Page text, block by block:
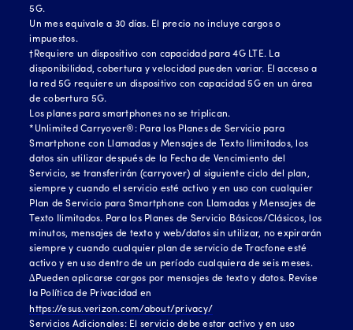
5G.
Un mes equivale a 30 días. El precio no incluye cargos o
impuestos.
†Requiere un dispositivo con capacidad para 4G LTE. La
disponibilidad, cobertura y velocidad pueden variar. El acceso a
la red 5G requiere un dispositivo con capacidad 5G en un área
de cobertura 5G.
Los planes para smartphones no se triplican.
*Unlimited Carryover®: Para los Planes de Servicio para
Smartphone con Llamadas y Mensajes de Texto Ilimitados, los
datos sin utilizar después de la Fecha de Vencimiento del
Servicio, se transferirán (carryover) al siguiente ciclo del plan,
siempre y cuando el servicio esté activo y en uso con cualquier
Plan de Servicio para Smartphone con Llamadas y Mensajes de
Texto Ilimitados. Para los Planes de Servicio Básicos/Clásicos, los
minutos, mensajes de texto y web/datos sin utilizar, no expirarán
siempre y cuando cualquier plan de servicio de Tracfone esté
activo y en uso dentro de un período cualquiera de seis meses.
∆Pueden aplicarse cargos por mensajes de texto y datos. Revise
la Política de Privacidad en
https://esus.verizon.com/about/privacy/
Servicios Adicionales: El servicio debe estar activo y en uso